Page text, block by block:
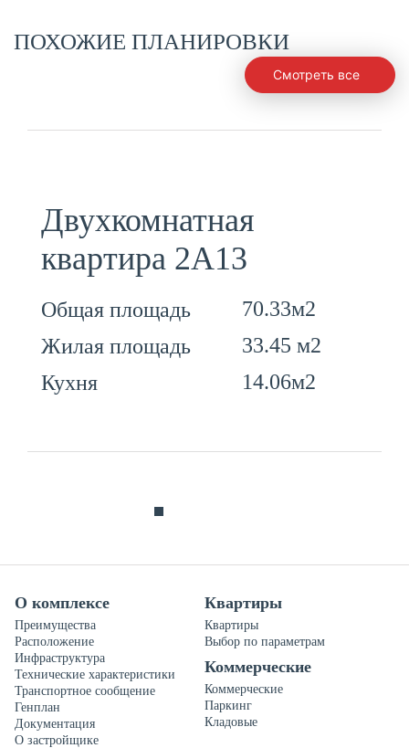
ПОХОЖИЕ ПЛАНИРОВКИ
Смотреть все
Двухкомнатная
квартира 2А13
Общая площадь
70.33м2
Жилая площадь
33.45 м2
Кухня
14.06м2
О комплексе
Преимущества
Расположение
Инфраструктура
Технические характеристики
Транспортное сообщение
Генплан
Документация
О застройщике
Квартиры
Квартиры
Выбор по параметрам
Коммерческие
Коммерческие
Паркинг
Кладовые